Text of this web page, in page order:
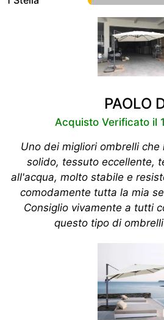
PAOLO
Acquisto Verificato il
Uno dei migliori ombrelli che
solido, tessuto eccellente,
all'acqua, molto stabile e
comodamente tutta la mia
Consiglio vivamente a tutti
questo tipo di